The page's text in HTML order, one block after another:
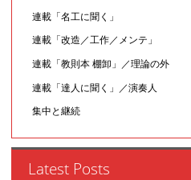
連載「名工に聞く」
連載「改造／工作／メンテ」
連載「教則本 棚卸」／理論の外
連載「達人に聞く」／演奏人
集中と継続
Latest Posts